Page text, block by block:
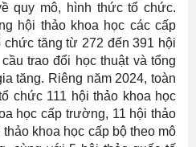
quy mô, hình thức tổ chức.
hội thảo khoa học các cấp
tăng từ 272 đến 391 hội
trao đổi học thuật và tổng
tăng. Riêng năm 2024, toàn
chức 111 hội thảo khoa học
học cấp trường, 11 hội thảo
khoa học cấp bộ theo mô